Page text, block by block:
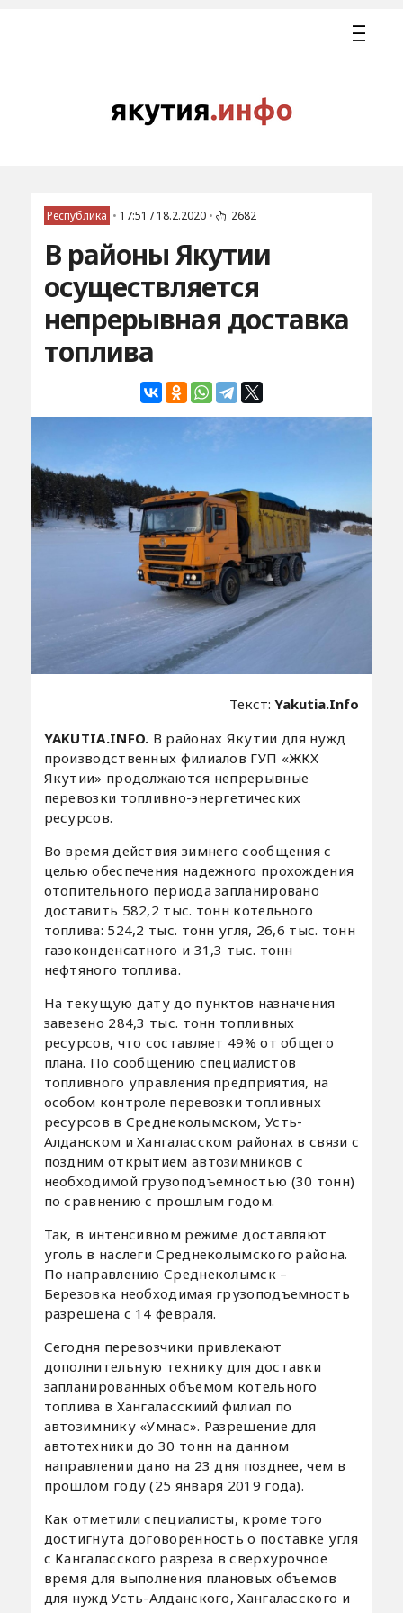
Республика • 17:51 / 18.2.2020 • 2682
В районы Якутии
осуществляется
непрерывная доставка
топлива
Текст:Yakutia.Info
YAKUTIA.INFO. В районах Якутии для нужд
производственных филиалов ГУП «ЖКХ
Якутии» продолжаются непрерывные
перевозки топливно-энергетических
ресурсов.
Во время действия зимнего сообщения с
целью обеспечения надежного прохождения
отопительного периода запланировано
доставить 582,2 тыс. тонн котельного
топлива: 524,2 тыс. тонн угля, 26,6 тыс. тонн
газоконденсатного и 31,3 тыс. тонн
нефтяного топлива.
На текущую дату до пунктов назначения
завезено 284,3 тыс. тонн топливных
ресурсов, что составляет 49% от общего
плана. По сообщению специалистов
топливного управления предприятия, на
особом контроле перевозки топливных
ресурсов в Среднеколымском, Усть-
Алданском и Хангаласском районах в связи с
поздним открытием автозимников с
необходимой грузоподъемностью (30 тонн)
по сравнению с прошлым годом.
Так, в интенсивном режиме доставляют
уголь в наслеги Среднеколымского района.
По направлению Среднеколымск –
Березовка необходимая грузоподъемность
разрешена с 14 февраля.
Сегодня перевозчики привлекают
дополнительную технику для доставки
запланированных объемом котельного
топлива в Хангаласскиий филиал по
автозимнику «Умнас». Разрешение для
автотехники до 30 тонн на данном
направлении дано на 23 дня позднее, чем в
прошлом году (25 января 2019 года).
Как отметили специалисты, кроме того
достигнута договоренность о поставке угля
с Кангаласского разреза в сверхурочное
время для выполнения плановых объемов
для нужд Усть-Алданского, Хангаласского и